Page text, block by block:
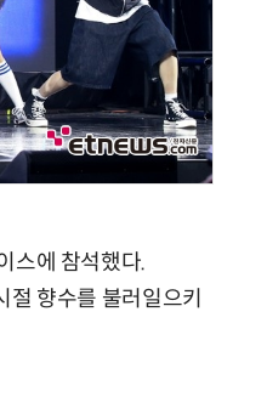
스에 참석했다.
절 향수를 불러일으키